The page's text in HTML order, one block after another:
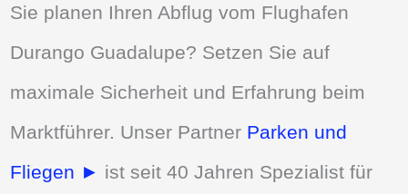
Sie planen Ihren Abflug vom Flughafen
Durango Guadalupe? Setzen Sie auf
maximale Sicherheit und Erfahrung beim
Marktführer. Unser Partner Parken und
Fliegen ► ist seit 40 Jahren Spezialist für